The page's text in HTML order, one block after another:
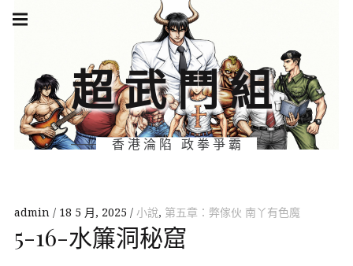
Skip
超武鬥組
香港淪陷 政拳爭霸
navigation
admin 18 5 月, 2025 小說, 第五章：弊傢伙 南丫有色魔
5-16-水簾洞秘窟